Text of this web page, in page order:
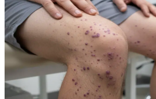
é,
por
que
ocorrem
como